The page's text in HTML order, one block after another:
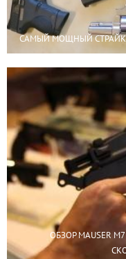
CАМЫЙ МОЩНЫЙ
ОБЗОР MAUSER